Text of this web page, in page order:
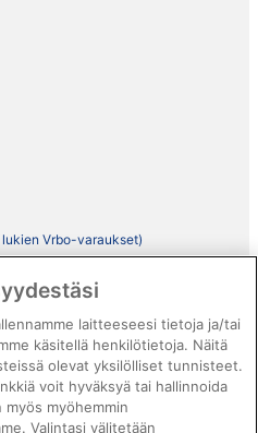
Vrbo-varaukset)
tekeminen sisällöstä
laitteeseesi tietoja ja/tai
käsitellä henkilötietoja. Näitä
olevat yksilölliset tunnisteet.
voit hyväksyä tai hallinnoida
myöhemmin
Valintasi välitetään